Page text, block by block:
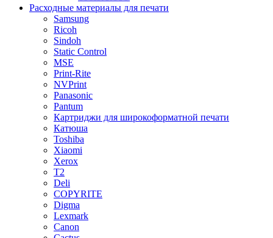
Расходные материалы для печати
Samsung
Ricoh
Sindoh
Static Control
MSE
Print-Rite
NVPrint
Panasonic
Pantum
Картриджи для широкоформатной печати
Катюша
Toshiba
Xiaomi
Xerox
T2
Deli
COPYRITE
Digma
Lexmark
Canon